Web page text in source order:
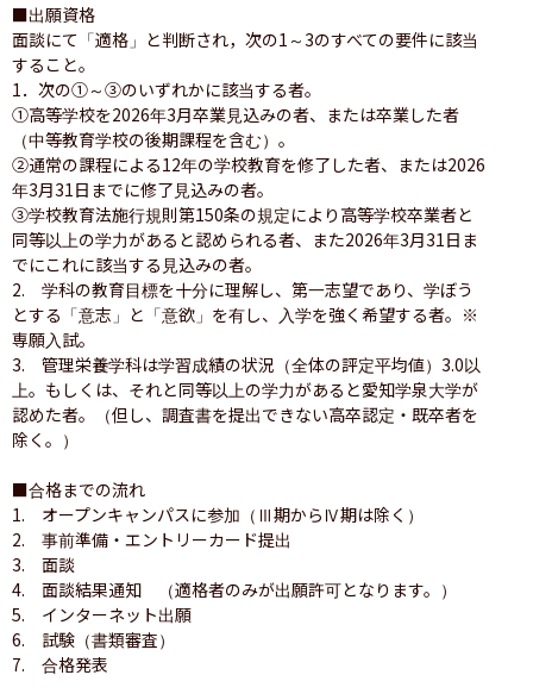
■出願資格
面談にて「適格」と判断され，次の1～3のすべての要件に該当
すること。
1．次の①～③のいずれかに該当する者。
①高等学校を2026年3月卒業見込みの者、または卒業した者
（中等教育学校の後期課程を含む）。
②通常の課程による12年の学校教育を修了した者、または2026
年3月31日までに修了見込みの者。
③学校教育法施行規則第150条の規定により高等学校卒業者と
同等以上の学力があると認められる者、また2026年3月31日ま
でにこれに該当する見込みの者。
2.　学科の教育目標を十分に理解し、第一志望であり、学ぼう
とする「意志」と「意欲」を有し、入学を強く希望する者。※
専願入試。
3.　管理栄養学科は学習成績の状況（全体の評定平均値）3.0以
上。もしくは、それと同等以上の学力があると愛知学泉大学が
認めた者。（但し、調査書を提出できない高卒認定・既卒者を
除く。）
■合格までの流れ
1.　オープンキャンパスに参加（Ⅲ期からⅣ期は除く）
2.　事前準備・エントリーカード提出
3.　面談
4.　面談結果通知　（適格者のみが出願許可となります。）
5.　インターネット出願
6.　試験（書類審査）
7.　合格発表